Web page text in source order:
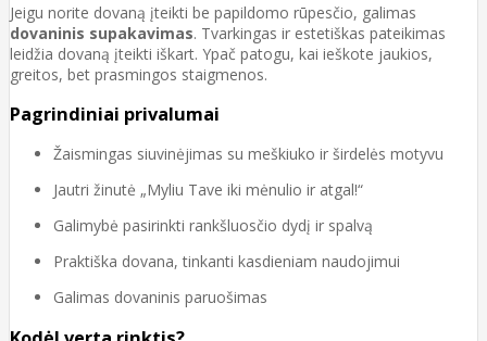
Jeigu norite dovaną įteikti be papildomo rūpesčio, galimas
dovaninis supakavimas. Tvarkingas ir estetiškas pateikimas
leidžia dovaną įteikti iškart. Ypač patogu, kai ieškote jaukios,
greitos, bet prasmingos staigmenos.
Pagrindiniai privalumai
Žaismingas siuvinėjimas su meškiuko ir širdelės motyvu
Jautri žinutė „Myliu Tave iki mėnulio ir atgal!“
Galimybė pasirinkti rankšluosčio dydį ir spalvą
Praktiška dovana, tinkanti kasdieniam naudojimui
Galimas dovaninis paruošimas